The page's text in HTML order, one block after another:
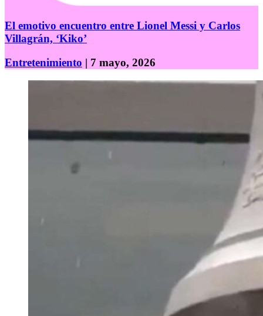
El emotivo encuentro entre Lionel Messi y Carlos
Villagrán, ‘Kiko’
Entretenimiento | 7 mayo, 2026